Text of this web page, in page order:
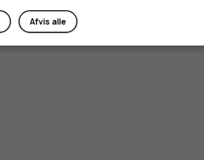
Afvis alle